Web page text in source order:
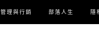
管理與行銷 部落人生 隱